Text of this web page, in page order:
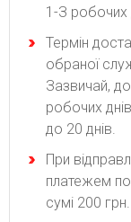
1-З poбoчиx
Термін
обраної
Зазвичай,
робочих
до 20 днів.
При
платежем по
сумі 200 грн.